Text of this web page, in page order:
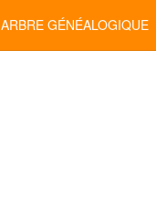
ARBRE GÉNÉALOGIQUE